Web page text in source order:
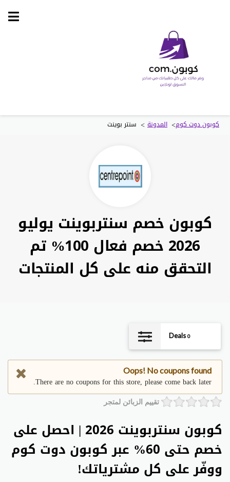
Skip
كوبون دوت كوم> المدونة > سنتر بوينت
كوبون خصم سنتربوينت يوليو
2026 خصم فعال 100% تم
التحقق منه على كل المنتجات
Deals 0
Oops! No coupons found
There are no coupons for this store, please come back later.
تقييم الزبائن لمتجر
كوبون سنتربوينت 2026 | احصل على
خصم حتى 60% عبر كوبون دوت كوم
ووفّر على كل مشترياتك!